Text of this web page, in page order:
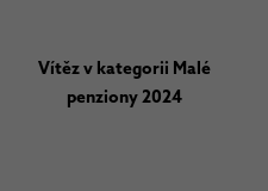
Vítěz v kategorii Malé
penziony 2024